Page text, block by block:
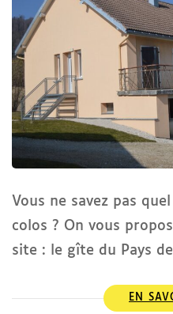
Vous ne savez pas
colos ? On vous
site : le gîte du Pays
EN